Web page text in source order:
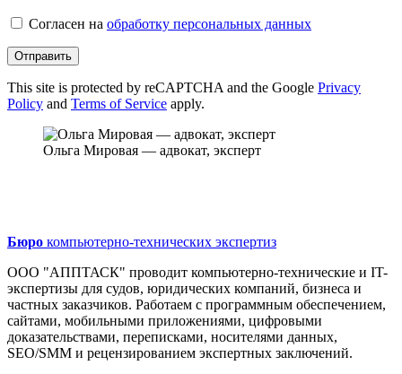
Согласен на обработку персональных данных
Отправить
This site is protected by reCAPTCHA and the Google Privacy
Policy and Terms of Service apply.
Ольга Мировая — адвокат, эксперт
Бюро компьютерно-технических экспертиз
ООО "АППТАСК" проводит компьютерно-технические и IT-
экспертизы для судов, юридических компаний, бизнеса и
частных заказчиков. Работаем с программным обеспечением,
сайтами, мобильными приложениями, цифровыми
доказательствами, переписками, носителями данных,
SEO/SMM и рецензированием экспертных заключений.